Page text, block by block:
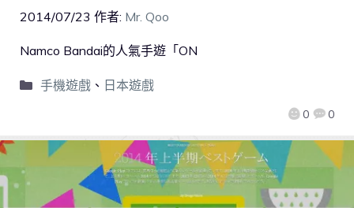
2014/07/23 作者: Mr. Qoo
0 0
Namco Bandai的人氣手遊「ON
手機遊戲、 日本遊戲